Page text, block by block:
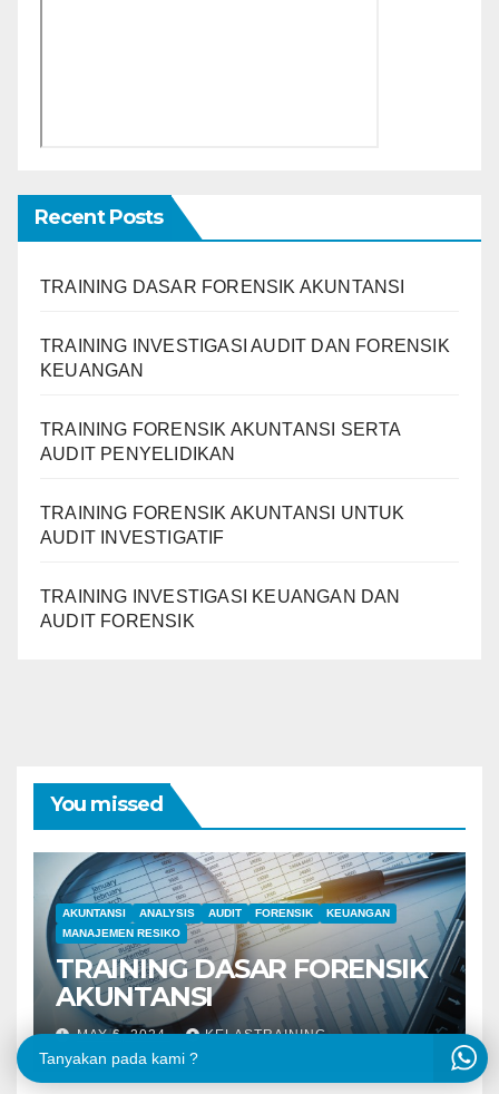
Recent Posts
TRAINING DASAR FORENSIK AKUNTANSI
TRAINING INVESTIGASI AUDIT DAN FORENSIK
KEUANGAN
TRAINING FORENSIK AKUNTANSI SERTA
AUDIT PENYELIDIKAN
TRAINING FORENSIK AKUNTANSI UNTUK
AUDIT INVESTIGATIF
TRAINING INVESTIGASI KEUANGAN DAN
AUDIT FORENSIK
You missed
AKUNTANSI ANALYSIS AUDIT FORENSIK
KEUANGAN
MANAJEMEN RESIKO
TRAINING DASAR FORENSIK
AKUNTANSI
MAY 6, 2024 KELASTRAINING
Tanyakan pada kami ?